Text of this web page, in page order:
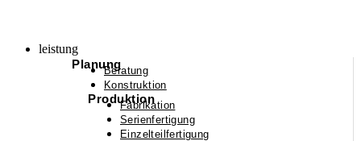
Main
leistung
PlanungBeratung
Konstruktion
Produktion
Fabrikation
Serienfertigung
Einzelteilfertigung